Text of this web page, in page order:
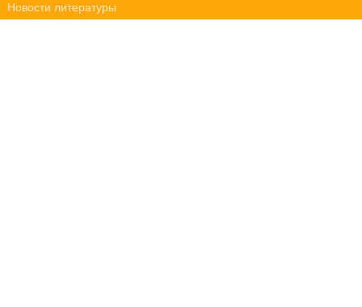
Новости литературы